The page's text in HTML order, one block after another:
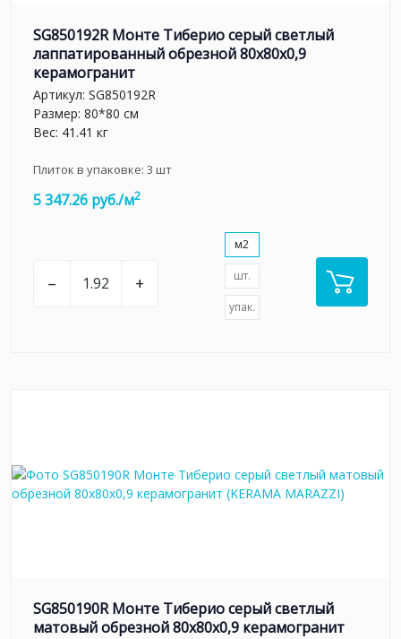
SG850192R Монте Тиберио серый светлый
лаппатированный обрезной 80x80x0,9
керамогранит
Артикул: SG850192R
Размер: 80*80 см
Вес: 41.41 кг
Плиток в упаковке: 3 шт
5 347.26 руб./м2
– +
м2
шт.
упак.
SG850190R Монте Тиберио серый светлый
матовый обрезной 80x80x0,9 керамогранит